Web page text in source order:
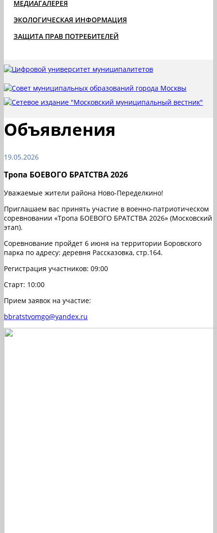
МЕДИАГАЛЕРЕЯ
ЭКОЛОГИЧЕСКАЯ ИНФОРМАЦИЯ
ЗАЩИТА ПРАВ ПОТРЕБИТЕЛЕЙ
Объявления
19.05.2026
Тропа БОЕВОГО БРАТСТВА 2026
Уважаемые жители района Ново-Переделкино!
Приглашаем вас принять участие в военно-патриотическом
соревновании «Тропа БОЕВОГО БРАТСТВА 2026» (Московский
этап).
Соревнование пройдет 6 июня на территории Боровского
парка по адресу: деревня Рассказовка, стр.164.
Регистрация участников: 09:00
Старт: 10:00
Прием заявок на участие:
bbratstvomgo@yandex.ru